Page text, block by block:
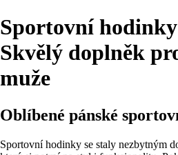
Sportovní
Skvělý doplněk
muže
Oblíbené pánské
Sportovní hodinky se staly nezbytným